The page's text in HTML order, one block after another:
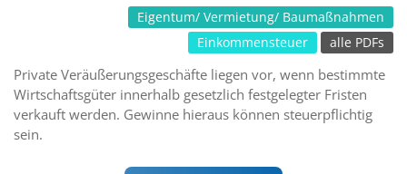
Eigentum/ Vermietung/ Baumaßnahmen
Einkommensteuer
alle PDFs
Private Veräußerungsgeschäfte liegen vor, wenn bestimmte
Wirtschaftsgüter innerhalb gesetzlich festgelegter Fristen
verkauft werden. Gewinne hieraus können steuerpflichtig
sein.